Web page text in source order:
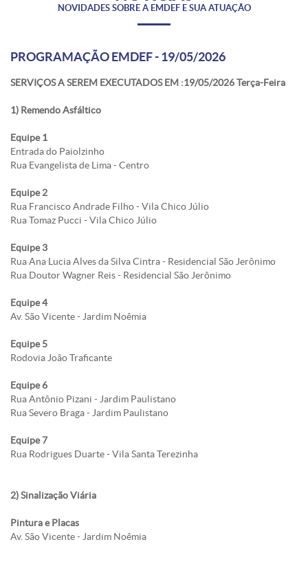
NOVIDADES SOBRE A EMDEF E SUA ATUAÇÃO
PROGRAMAÇÃO EMDEF - 19/05/2026
SERVIÇOS A SEREM EXECUTADOS EM :19/05/2026 Terça-Feira
1) Remendo Asfáltico
Equipe 1
Entrada do Paiolzinho
Rua Evangelista de Lima - Centro
Equipe 2
Rua Francisco Andrade Filho - Vila Chico Júlio
Rua Tomaz Pucci - Vila Chico Júlio
Equipe 3
Rua Ana Lucia Alves da Silva Cintra - Residencial São Jerônimo
Rua Doutor Wagner Reis - Residencial São Jerônimo
Equipe 4
Av. São Vicente - Jardim Noêmia
Equipe 5
Rodovia João Traficante
Equipe 6
Rua Antônio Pizani - Jardim Paulistano
Rua Severo Braga - Jardim Paulistano
Equipe 7
Rua Rodrigues Duarte - Vila Santa Terezinha
2) Sinalização Viária
Pintura e Placas
Av. São Vicente - Jardim Noêmia